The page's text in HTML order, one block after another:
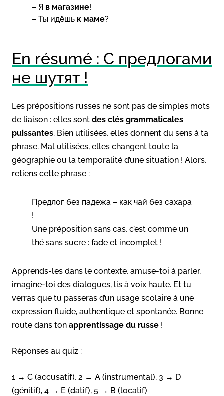
– Я в магазине!
– Ты идёшь к маме?
En résumé : С предлогами
не шутят !
Les prépositions russes ne sont pas de simples mots
de liaison : elles sont des clés grammaticales
puissantes. Bien utilisées, elles donnent du sens à ta
phrase. Mal utilisées, elles changent toute la
géographie ou la temporalité d’une situation ! Alors,
retiens cette phrase :
Предлог без падежа – как чай без сахара
!
Une préposition sans cas, c’est comme un
thé sans sucre : fade et incomplet !
Apprends-les dans le contexte, amuse-toi à parler,
imagine-toi des dialogues, lis à voix haute. Et tu
verras que tu passeras d’un usage scolaire à une
expression fluide, authentique et spontanée. Bonne
route dans ton apprentissage du russe !
Réponses au quiz :
1 → C (accusatif), 2 → A (instrumental), 3 → D
(génitif), 4 → E (datif), 5 → B (locatif)